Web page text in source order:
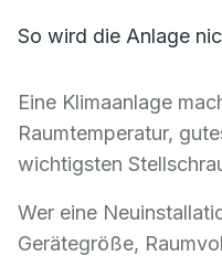
So wird die Anlage
Eine Klimaanlage
Raumtemperatur,
wichtigsten
Wer eine
Gerätegröße,